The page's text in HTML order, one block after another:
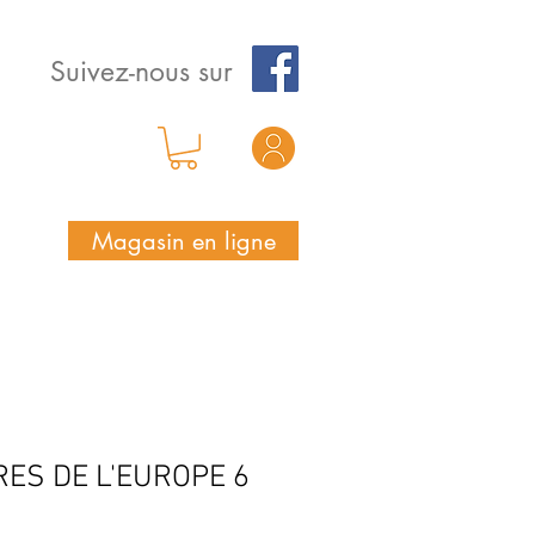
Suivez-nous sur
Magasin en ligne
DE L'EUROPE 6